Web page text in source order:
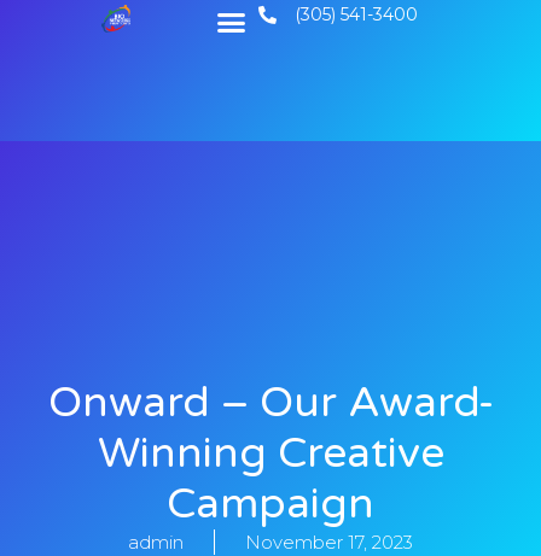
(305) 541-3400
Onward – Our Award-
Winning Creative
Campaign
admin November 17, 2023